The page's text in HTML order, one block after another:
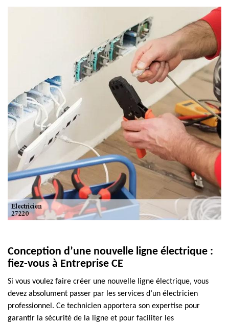
Conception d’une nouvelle ligne électrique :
fiez-vous à Entreprise CE
Si vous voulez faire créer une nouvelle ligne électrique, vous
devez absolument passer par les services d’un électricien
professionnel. Ce technicien apportera son expertise pour
garantir la sécurité de la ligne et pour faciliter les